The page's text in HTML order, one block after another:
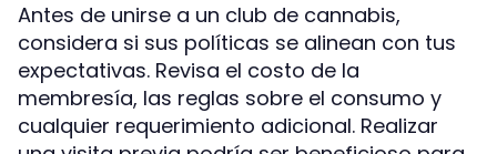
Antes de unirse a un club de cannabis,
considera si sus políticas se alinean con tus
expectativas. Revisa el costo de la
membresía, las reglas sobre el consumo y
cualquier requerimiento adicional. Realizar